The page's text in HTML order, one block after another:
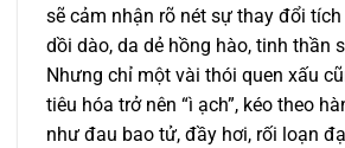
sẽ cảm nhận rõ nét sự thay đổi
dồi dào, da dẻ hồng hào, tinh thần
Nhưng chỉ một vài thói quen xấu
tiêu hóa trở nên “ì ạch”, kéo theo
như đau bao tử, đầy hơi, rối loạn